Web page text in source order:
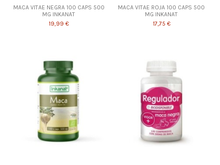
MACA VITAE NEGRA 100 CAPS 500
MG INKANAT
19,99 €
MACA VITAE ROJA 100 CAPS 500
MG INKANAT
17,75 €